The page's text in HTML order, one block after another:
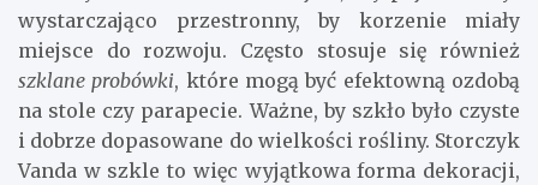
wystarczająco przestronny, by korzenie miały
miejsce do rozwoju. Często stosuje się również
szklane probówki, które mogą być efektowną ozdobą
na stole czy parapecie. Ważne, by szkło było czyste
i dobrze dopasowane do wielkości rośliny. Storczyk
Vanda w szkle to więc wyjątkowa forma dekoracji,